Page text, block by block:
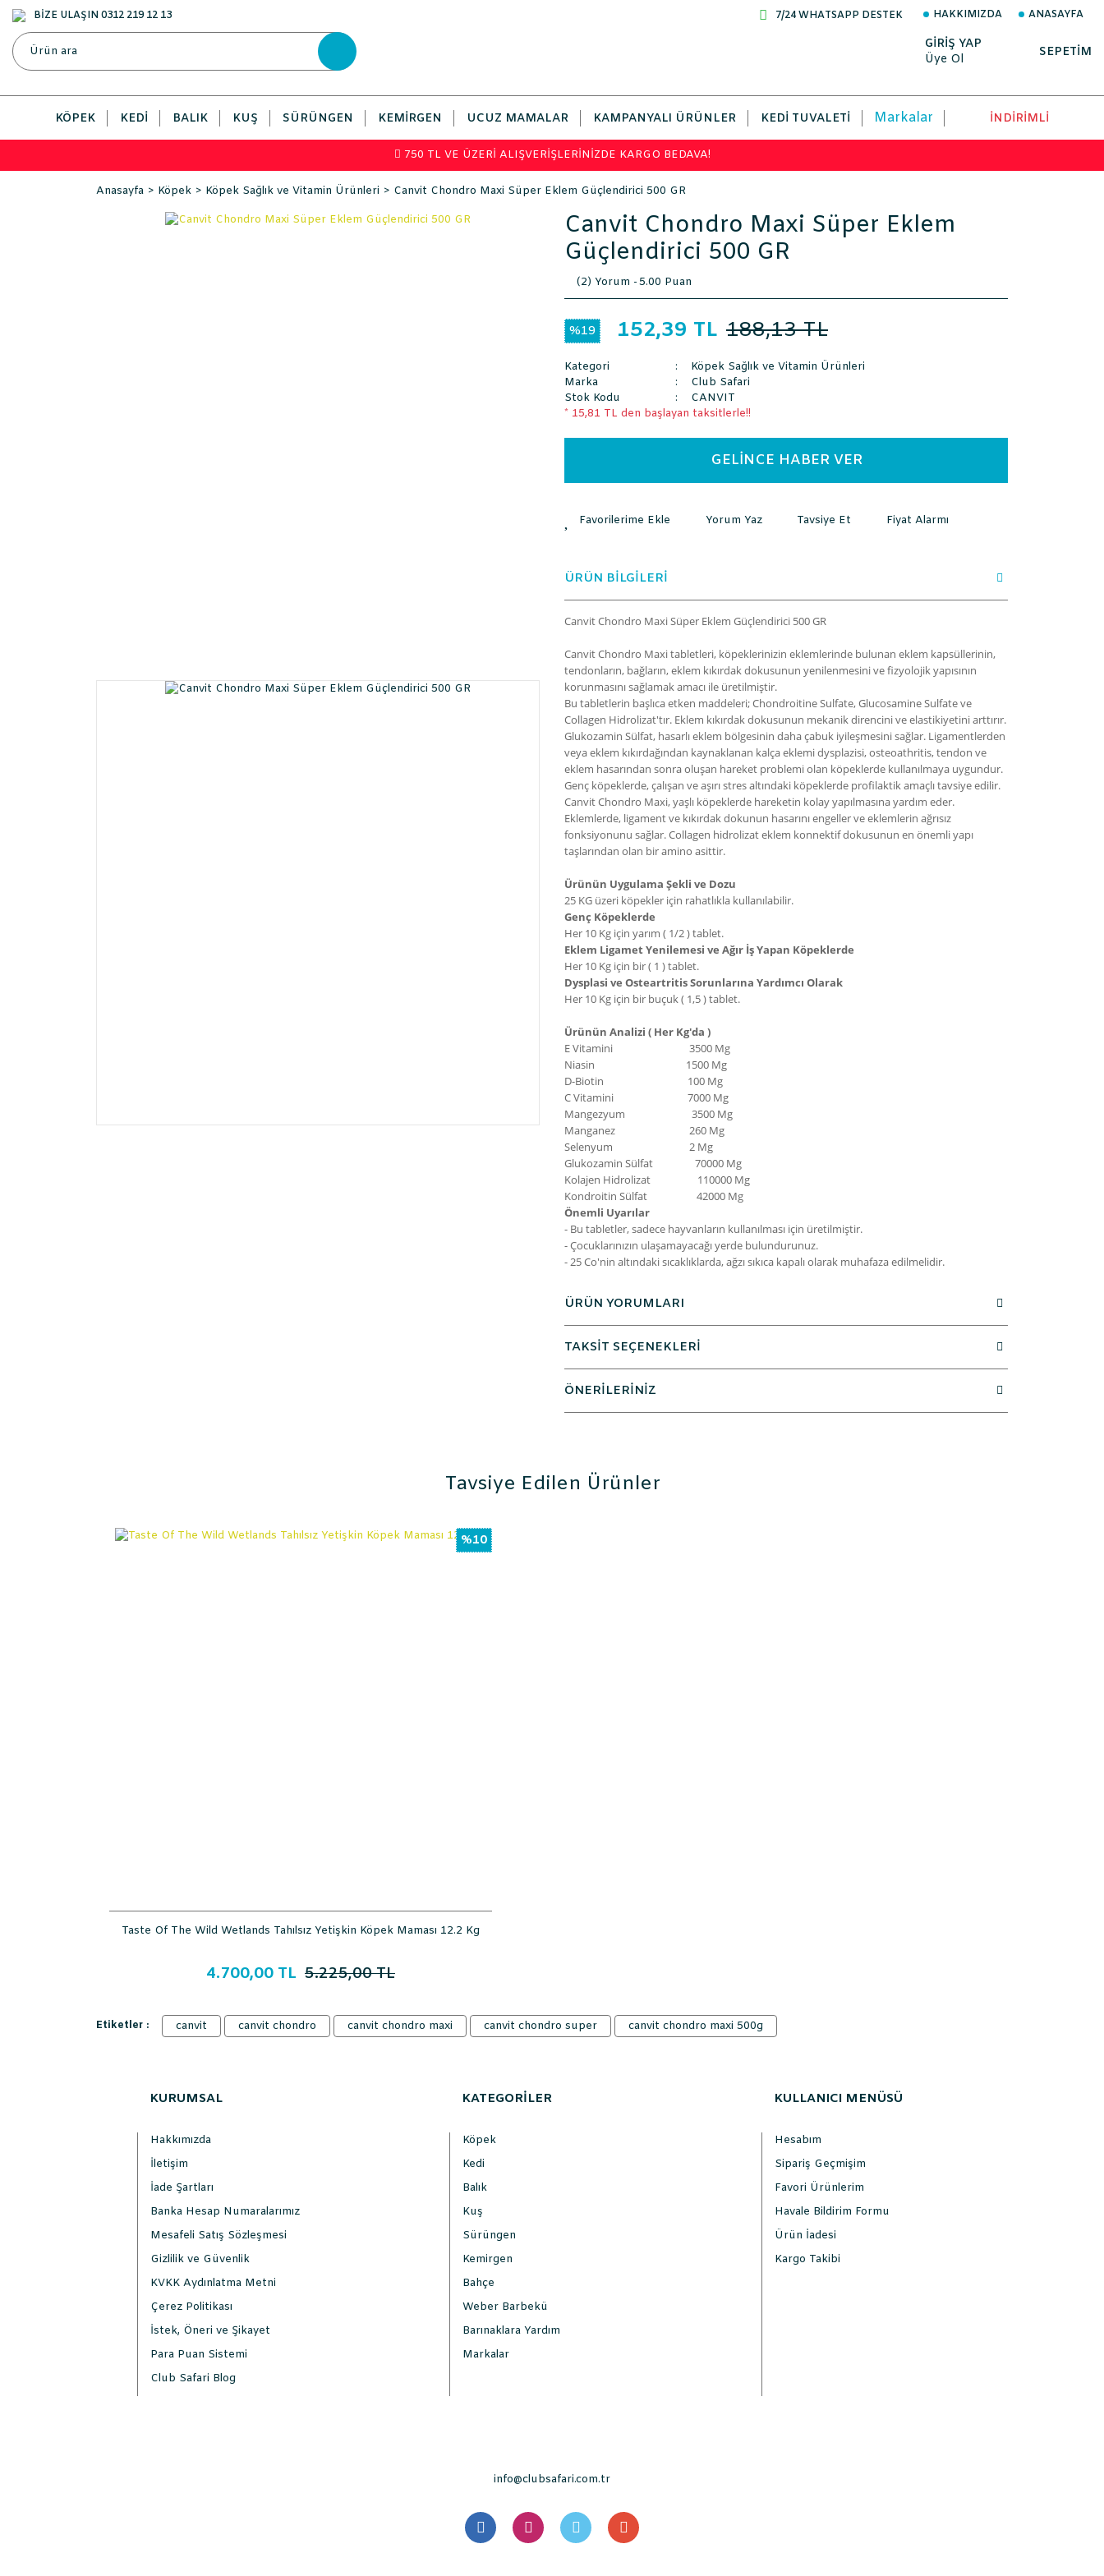
BİZE ULAŞIN 0312 219 12 13 7/24 WHATSAPP DESTEK HAKKIMIZDA ANASAYFA
GİRİŞ YAP
Üye Ol
SEPETİM
KÖPEK KEDI BALIK KUŞ SÜRÜNGEN KEMIRGEN UCUZ MAMALAR KAMPANYALI ÜRÜNLER KEDI TUVALETI Markalar İNDİRİMLİ
750 TL VE ÜZERİ ALIŞVERİŞLERİNİZDE KARGO BEDAVA!
Anasayfa Köpek Köpek Sağlık ve Vitamin Ürünleri Canvit Chondro Maxi Süper Eklem Güçlendirici 500 GR
Canvit Chondro Maxi Süper Eklem
Güçlendirici 500 GR
(2) Yorum -5.00 Puan
%19 152,39 TL 188,13 TL
Kategori
Köpek Sağlık ve Vitamin Ürünleri
Marka
Club Safari
Stok Kodu
CANVIT
* 15,81 TL den başlayan taksitlerle!!
GELİNCE HABER VER
Yorum Yaz Tavsiye Et Fiyat Alarmı
ÜRÜN BİLGİLERİ
Canvit Chondro Maxi Süper Eklem Güçlendirici 500 GR
Canvit Chondro Maxi tabletleri, köpeklerinizin eklemlerinde bulunan eklem kapsüllerinin,
tendonların, bağların, eklem kıkırdak dokusunun yenilenmesini ve fizyolojik yapısının
korunmasını sağlamak amacı ile üretilmiştir.
Bu tabletlerin başlıca etken maddeleri; Chondroitine Sulfate, Glucosamine Sulfate ve
Collagen Hidrolizat'tır. Eklem kıkırdak dokusunun mekanik direncini ve elastikiyetini arttırır.
Glukozamin Sülfat, hasarlı eklem bölgesinin daha çabuk iyileşmesini sağlar. Ligamentlerden
veya eklem kıkırdağından kaynaklanan kalça eklemi dysplazisi, osteoathritis, tendon ve
eklem hasarından sonra oluşan hareket problemi olan köpeklerde kullanılmaya uygundur.
Genç köpeklerde, çalışan ve aşırı stres altındaki köpeklerde profilaktik amaçlı tavsiye edilir.
Canvit Chondro Maxi, yaşlı köpeklerde hareketin kolay yapılmasına yardım eder.
Eklemlerde, ligament ve kıkırdak dokunun hasarını engeller ve eklemlerin ağrısız
fonksiyonunu sağlar. Collagen hidrolizat eklem konnektif dokusunun en önemli yapı
taşlarından olan bir amino asittir.
Ürünün Uygulama Şekli ve Dozu
25 KG üzeri köpekler için rahatlıkla kullanılabilir.
Genç Köpeklerde
Her 10 Kg için yarım ( 1/2 ) tablet.
Eklem Ligamet Yenilemesi ve Ağır İş Yapan Köpeklerde
Her 10 Kg için bir ( 1 ) tablet.
Dysplasi ve Osteartritis Sorunlarına Yardımcı Olarak
Her 10 Kg için bir buçuk ( 1,5 ) tablet.
Ürünün Analizi ( Her Kg'da )
E Vitamini 3500 Mg
Niasin 1500 Mg
D-Biotin 100 Mg
C Vitamini 7000 Mg
Mangezyum 3500 Mg
Manganez 260 Mg
Selenyum 2 Mg
Glukozamin Sülfat 70000 Mg
Kolajen Hidrolizat 110000 Mg
Kondroitin Sülfat 42000 Mg
Önemli Uyarılar
- Bu tabletler, sadece hayvanların kullanılması için üretilmiştir.
- Çocuklarınızın ulaşamayacağı yerde bulundurunuz.
- 25 Co'nin altındaki sıcaklıklarda, ağzı sıkıca kapalı olarak muhafaza edilmelidir.
ÜRÜN YORUMLARI
TAKSİT SEÇENEKLERİ
ÖNERİLERİNİZ
Tavsiye Edilen Ürünler
%10
Taste Of The Wild Wetlands Tahılsız Yetişkin Köpek Maması 12.2 Kg
4.700,00 TL 5.225,00 TL
Etiketler : canvit canvit chondro canvit chondro maxi canvit chondro super canvit chondro maxi 500g
KURUMSAL
Hakkımızda
İletişim
İade Şartları
Banka Hesap Numaralarımız
Mesafeli Satış Sözleşmesi
Gizlilik ve Güvenlik
KVKK Aydınlatma Metni
Çerez Politikası
İstek, Öneri ve Şikayet
Para Puan Sistemi
Club Safari Blog
KATEGORİLER
Köpek
Kedi
Balık
Kuş
Sürüngen
Kemirgen
Bahçe
Weber Barbekü
Barınaklara Yardım
Markalar
KULLANICI MENÜSÜ
Hesabım
Sipariş Geçmişim
Favori Ürünlerim
Havale Bildirim Formu
Ürün İadesi
Kargo Takibi
info@clubsafari.com.tr